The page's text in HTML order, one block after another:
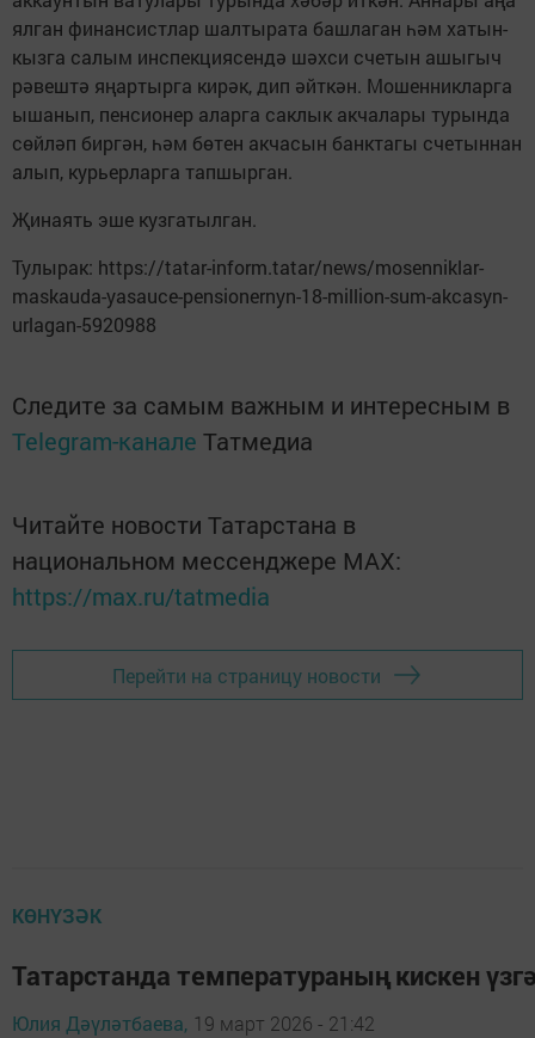
ялган финансистлар шалтырата башлаган һәм хатын-
кызга салым инспекциясендә шәхси счетын ашыгыч
рәвештә яңартырга кирәк, дип әйткән. Мошенникларга
ышанып, пенсионер аларга саклык акчалары турында
сөйләп биргән, һәм бөтен акчасын банктагы счетыннан
алып, курьерларга тапшырган.
Җинаять эше кузгатылган.
Тулырак: https://tatar-inform.tatar/news/mosenniklar-
maskauda-yasauce-pensionernyn-18-million-sum-akcasyn-
urlagan-5920988
Следите за самым важным и интересным в
Telegram-канале Татмедиа
Читайте новости Татарстана в
национальном мессенджере MАХ:
https://max.ru/tatmedia
Перейти на страницу новости
КӨНҮЗӘК
Татарстанда температураның кискен
Юлия Дәүләтбаева, 19 март 2026 - 21:42